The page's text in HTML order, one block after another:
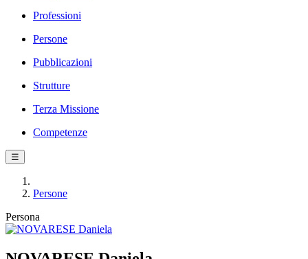
Professioni
Persone
Pubblicazioni
Strutture
Terza Missione
Competenze
☰
Persone
Persona